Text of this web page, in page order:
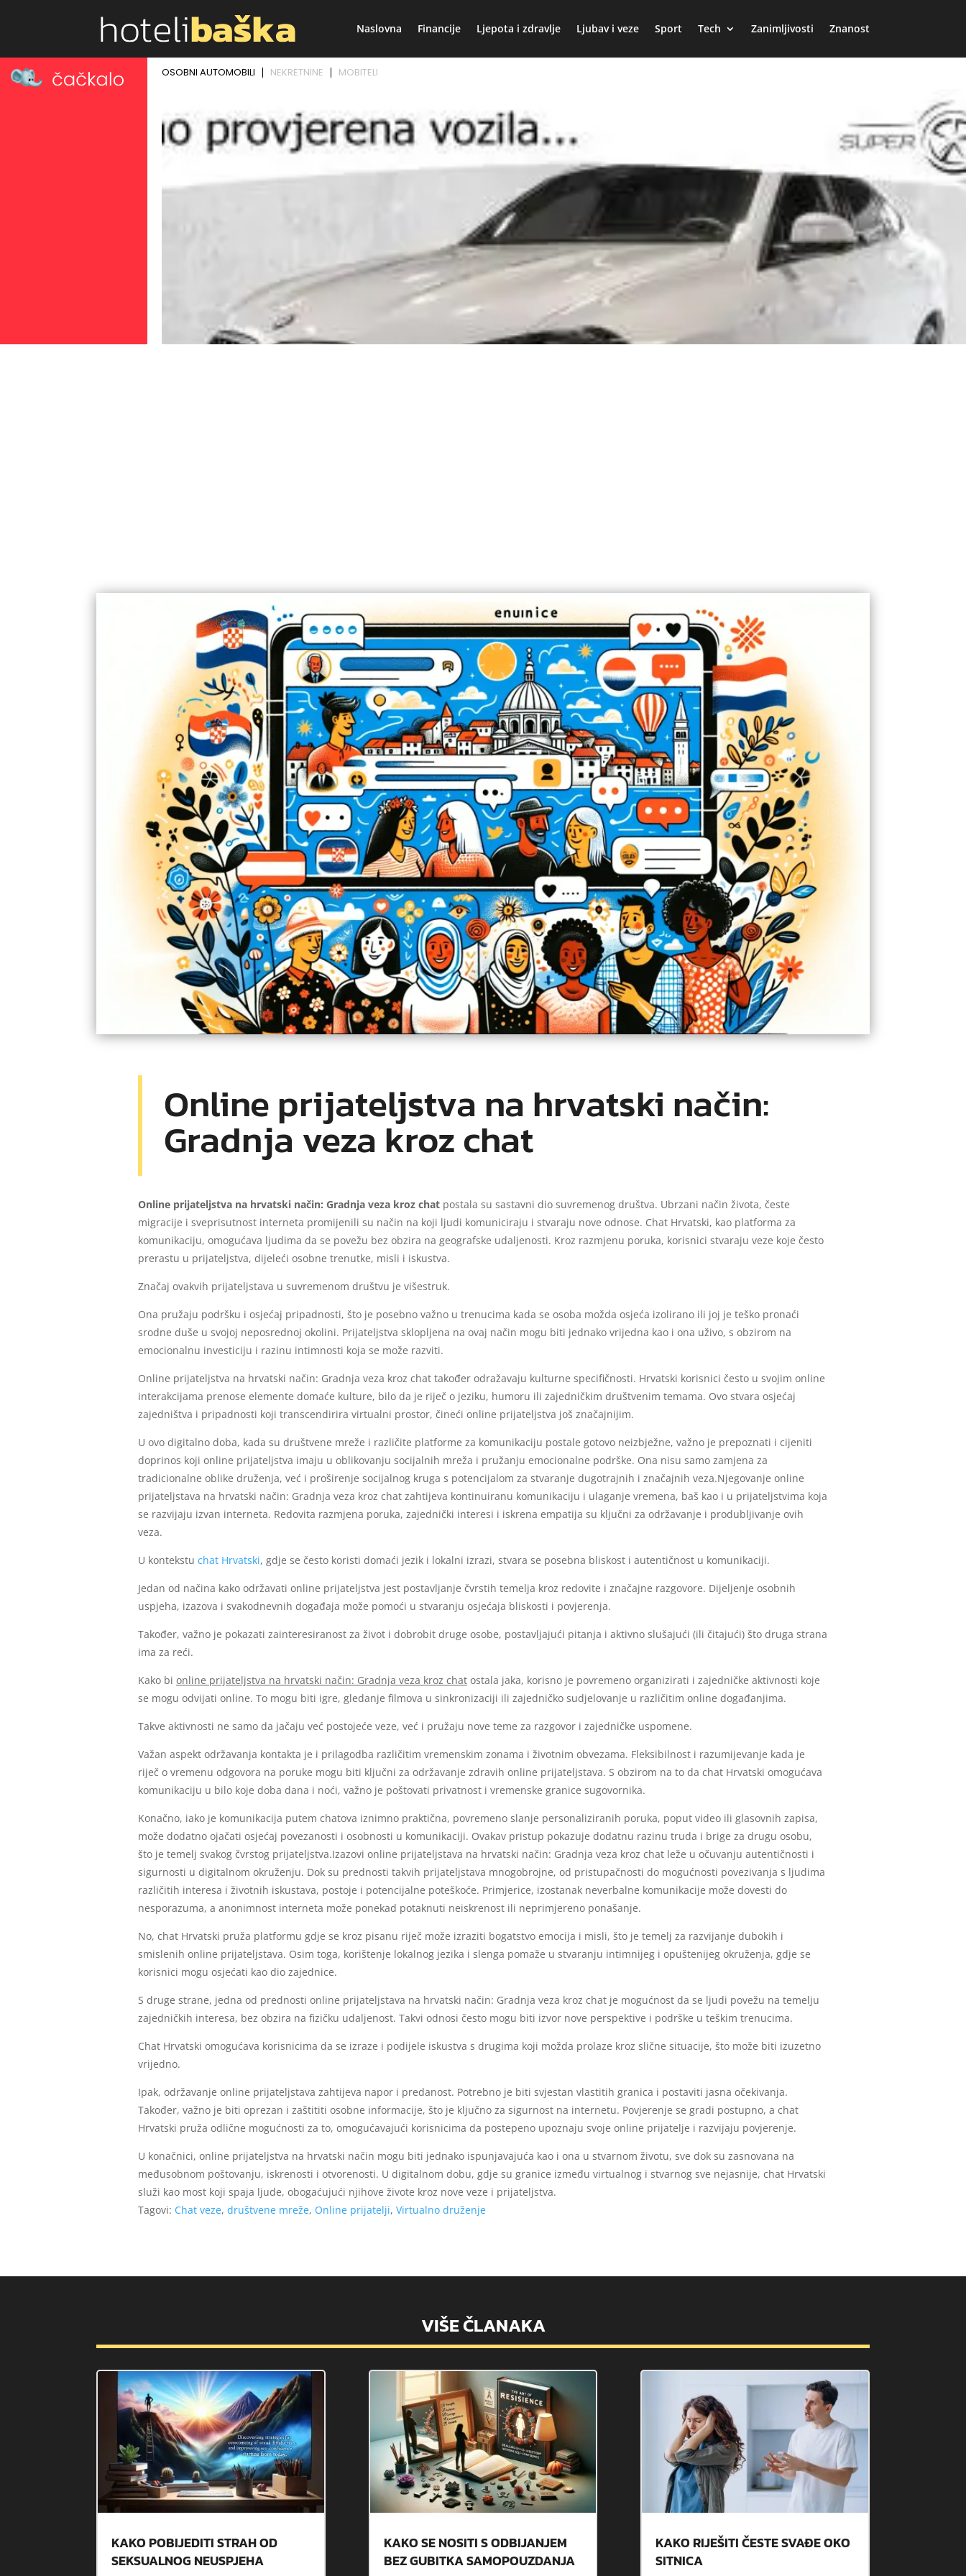
Naslovna Financije Ljepota i zdravlje Ljubav i veze Sport Tech Zanimljivosti Znanost
Online prijateljstva na hrvatski način:
Gradnja veza kroz chat
Online prijateljstva na hrvatski način: Gradnja veza kroz chat postala su sastavni dio suvremenog društva. Ubrzani način života, česte
migracije i sveprisutnost interneta promijenili su način na koji ljudi komuniciraju i stvaraju nove odnose. Chat Hrvatski, kao platforma za
komunikaciju, omogućava ljudima da se povežu bez obzira na geografske udaljenosti. Kroz razmjenu poruka, korisnici stvaraju veze koje često
prerastu u prijateljstva, dijeleći osobne trenutke, misli i iskustva.
Značaj ovakvih prijateljstava u suvremenom društvu je višestruk.
Ona pružaju podršku i osjećaj pripadnosti, što je posebno važno u trenucima kada se osoba možda osjeća izolirano ili joj je teško pronaći
srodne duše u svojoj neposrednoj okolini. Prijateljstva sklopljena na ovaj način mogu biti jednako vrijedna kao i ona uživo, s obzirom na
emocionalnu investiciju i razinu intimnosti koja se može razviti.
Online prijateljstva na hrvatski način: Gradnja veza kroz chat također odražavaju kulturne specifičnosti. Hrvatski korisnici često u svojim online
interakcijama prenose elemente domaće kulture, bilo da je riječ o jeziku, humoru ili zajedničkim društvenim temama. Ovo stvara osjećaj
zajedništva i pripadnosti koji transcendirira virtualni prostor, čineći online prijateljstva još značajnijim.
U ovo digitalno doba, kada su društvene mreže i različite platforme za komunikaciju postale gotovo neizbježne, važno je prepoznati i cijeniti
doprinos koji online prijateljstva imaju u oblikovanju socijalnih mreža i pružanju emocionalne podrške. Ona nisu samo zamjena za
tradicionalne oblike druženja, već i proširenje socijalnog kruga s potencijalom za stvaranje dugotrajnih i značajnih veza.Njegovanje online
prijateljstava na hrvatski način: Gradnja veza kroz chat zahtijeva kontinuiranu komunikaciju i ulaganje vremena, baš kao i u prijateljstvima koja
se razvijaju izvan interneta. Redovita razmjena poruka, zajednički interesi i iskrena empatija su ključni za održavanje i produbljivanje ovih
veza.
U kontekstu chat Hrvatski, gdje se često koristi domaći jezik i lokalni izrazi, stvara se posebna bliskost i autentičnost u komunikaciji.
Jedan od načina kako održavati online prijateljstva jest postavljanje čvrstih temelja kroz redovite i značajne razgovore. Dijeljenje osobnih
uspjeha, izazova i svakodnevnih događaja može pomoći u stvaranju osjećaja bliskosti i povjerenja.
Također, važno je pokazati zainteresiranost za život i dobrobit druge osobe, postavljajući pitanja i aktivno slušajući (ili čitajući) što druga strana
ima za reći.
Kako bi online prijateljstva na hrvatski način: Gradnja veza kroz chat ostala jaka, korisno je povremeno organizirati i zajedničke aktivnosti koje
se mogu odvijati online. To mogu biti igre, gledanje filmova u sinkronizaciji ili zajedničko sudjelovanje u različitim online događanjima.
Takve aktivnosti ne samo da jačaju već postojeće veze, već i pružaju nove teme za razgovor i zajedničke uspomene.
Važan aspekt održavanja kontakta je i prilagodba različitim vremenskim zonama i životnim obvezama. Fleksibilnost i razumijevanje kada je
riječ o vremenu odgovora na poruke mogu biti ključni za održavanje zdravih online prijateljstava. S obzirom na to da chat Hrvatski omogućava
komunikaciju u bilo koje doba dana i noći, važno je poštovati privatnost i vremenske granice sugovornika.
Konačno, iako je komunikacija putem chatova iznimno praktična, povremeno slanje personaliziranih poruka, poput video ili glasovnih zapisa,
može dodatno ojačati osjećaj povezanosti i osobnosti u komunikaciji. Ovakav pristup pokazuje dodatnu razinu truda i brige za drugu osobu,
što je temelj svakog čvrstog prijateljstva.Izazovi online prijateljstava na hrvatski način: Gradnja veza kroz chat leže u očuvanju autentičnosti i
sigurnosti u digitalnom okruženju. Dok su prednosti takvih prijateljstava mnogobrojne, od pristupačnosti do mogućnosti povezivanja s ljudima
različitih interesa i životnih iskustava, postoje i potencijalne poteškoće. Primjerice, izostanak neverbalne komunikacije može dovesti do
nesporazuma, a anonimnost interneta može ponekad potaknuti neiskrenost ili neprimjereno ponašanje.
No, chat Hrvatski pruža platformu gdje se kroz pisanu riječ može izraziti bogatstvo emocija i misli, što je temelj za razvijanje dubokih i
smislenih online prijateljstava. Osim toga, korištenje lokalnog jezika i slenga pomaže u stvaranju intimnijeg i opuštenijeg okruženja, gdje se
korisnici mogu osjećati kao dio zajednice.
S druge strane, jedna od prednosti online prijateljstava na hrvatski način: Gradnja veza kroz chat je mogućnost da se ljudi povežu na temelju
zajedničkih interesa, bez obzira na fizičku udaljenost. Takvi odnosi često mogu biti izvor nove perspektive i podrške u teškim trenucima.
Chat Hrvatski omogućava korisnicima da se izraze i podijele iskustva s drugima koji možda prolaze kroz slične situacije, što može biti izuzetno
vrijedno.
Ipak, održavanje online prijateljstava zahtijeva napor i predanost. Potrebno je biti svjestan vlastitih granica i postaviti jasna očekivanja.
Također, važno je biti oprezan i zaštititi osobne informacije, što je ključno za sigurnost na internetu. Povjerenje se gradi postupno, a chat
Hrvatski pruža odlične mogućnosti za to, omogućavajući korisnicima da postepeno upoznaju svoje online prijatelje i razvijaju povjerenje.
U konačnici, online prijateljstva na hrvatski način mogu biti jednako ispunjavajuća kao i ona u stvarnom životu, sve dok su zasnovana na
međusobnom poštovanju, iskrenosti i otvorenosti. U digitalnom dobu, gdje su granice između virtualnog i stvarnog sve nejasnije, chat Hrvatski
služi kao most koji spaja ljude, obogaćujući njihove živote kroz nove veze i prijateljstva.
Tagovi: Chat veze, društvene mreže, Online prijatelji, Virtualno druženje
VIŠE ČLANAKA
KAKO POBIJEDITI STRAH OD
SEKSUALNOG NEUSPJEHA
KAKO SE NOSITI S ODBIJANJEM
BEZ GUBITKA SAMOPOUZDANJA
KAKO RIJEŠITI ČESTE SVAĐE OKO
SITNICA